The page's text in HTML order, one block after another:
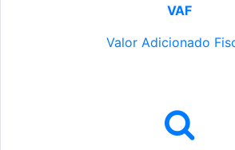
VAF
Valor Adicionado